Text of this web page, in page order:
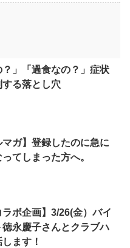
？」「過食なの？」症状
する落とし穴
マガ】登録したのに急に
てしまった方へ。
ラボ企画】3/26(金）バイ
徳永慶子さんとクラブハ
ます！